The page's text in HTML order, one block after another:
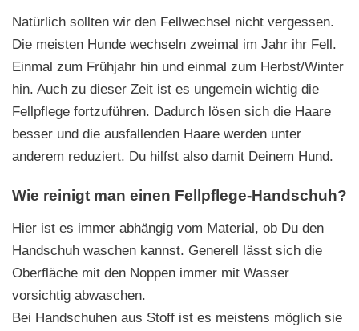
Natürlich sollten wir den Fellwechsel nicht vergessen.
Die meisten Hunde wechseln zweimal im Jahr ihr Fell.
Einmal zum Frühjahr hin und einmal zum Herbst/Winter
hin. Auch zu dieser Zeit ist es ungemein wichtig die
Fellpflege fortzuführen. Dadurch lösen sich die Haare
besser und die ausfallenden Haare werden unter
anderem reduziert. Du hilfst also damit Deinem Hund.
Wie reinigt man einen Fellpflege-Handschuh?
Hier ist es immer abhängig vom Material, ob Du den
Handschuh waschen kannst. Generell lässt sich die
Oberfläche mit den Noppen immer mit Wasser
vorsichtig abwaschen.
Bei Handschuhen aus Stoff ist es meistens möglich sie